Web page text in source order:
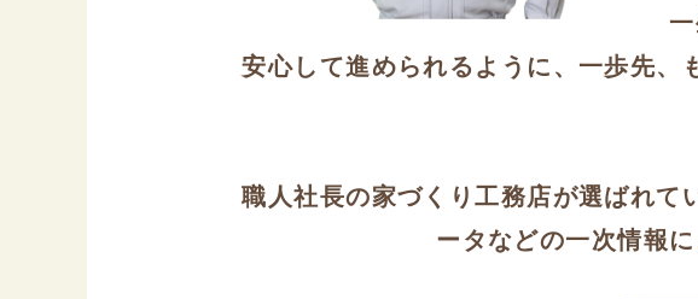
安心して進められるように、一歩先、
職人社長の家づくり工務店が選ばれて
ータなどの一次情報